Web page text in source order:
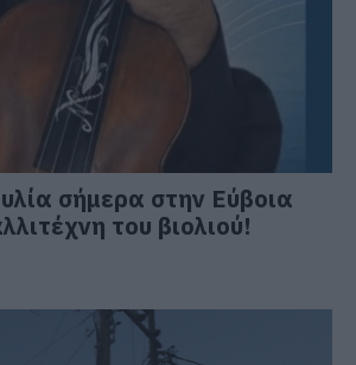
σήμερα στην Εύβοια
του βιολιού!